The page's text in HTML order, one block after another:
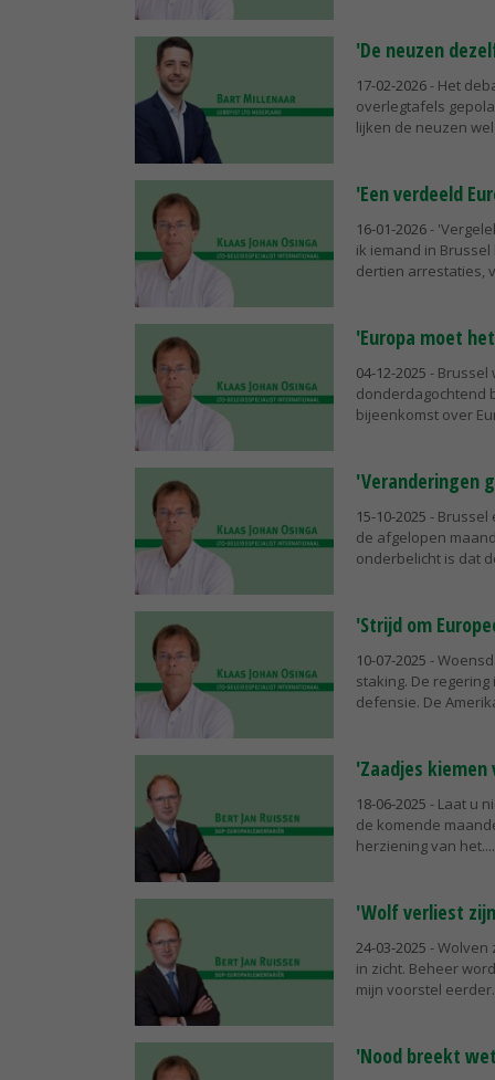
'De neuzen
17-02-2026- Het
overlegtafels
lijken de neuzen
'Een verdeeld
16-01-2026-
ik iemand in
dertien arrestaties,
'Europa moet
04-12-2025 - Brussel
donderdagochtend
bijeenkomst over
'Veranderingen
15-10-2025 - Brussel
de afgelopen
onderbelicht is dat
'Strijd om
10-07-2025 -
staking. De
defensie. De
'Zaadjes kiemen
18-06-2025 - Laat u
de komende
herziening van het...
'Wolf verliest
24-03-2025 - Wolven
in zicht. Beheer
mijn voorstel
'Nood breekt